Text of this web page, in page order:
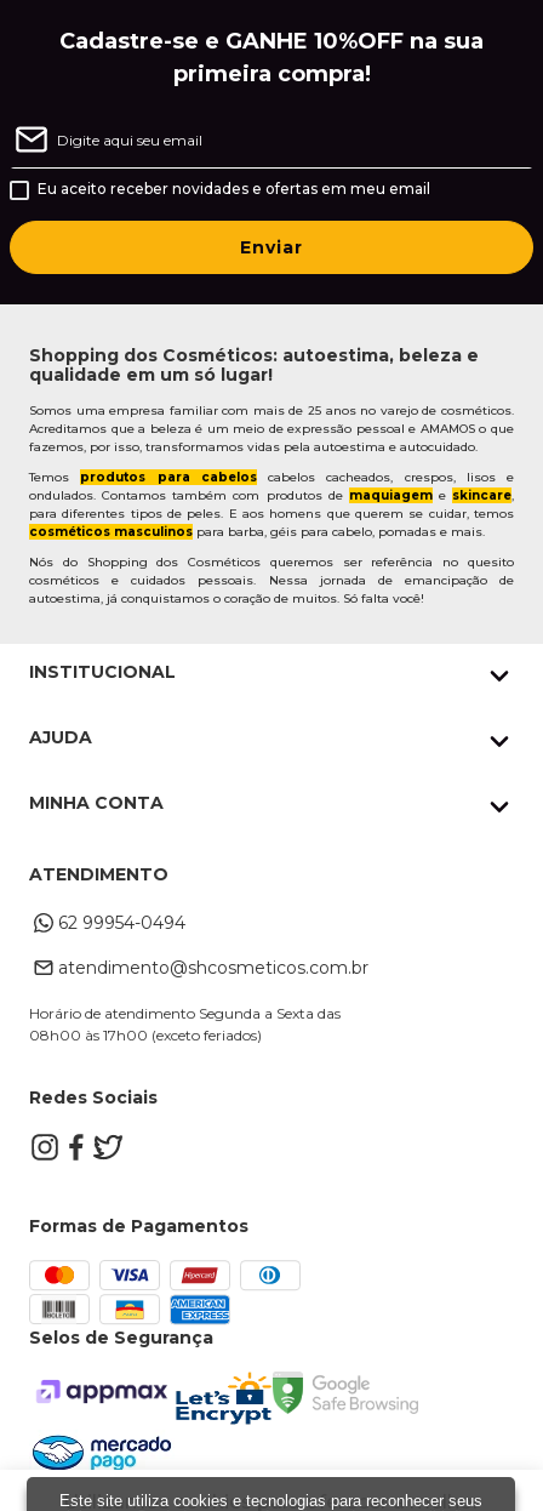
Cadastre-se e GANHE 10%OFF na sua
primeira compra!
Eu aceito receber novidades e ofertas em meu email
Enviar
Shopping dos Cosméticos: autoestima, beleza e
qualidade em um só lugar!
Somos uma empresa familiar com mais de 25 anos no varejo de cosméticos.
Acreditamos que a beleza é um meio de expressão pessoal e AMAMOS o que
fazemos, por isso, transformamos vidas pela autoestima e autocuidado.
Temos produtos para cabeloscabelos cacheados, crespos, lisos e
ondulados. Contamos também com produtos de maquiageme skincare,
para diferentes tipos de peles. E aos homens que querem se cuidar, temos
cosméticos masculinos para barba, géis para cabelo, pomadas e mais.
Nós do Shopping dos Cosméticos queremos ser referência no quesito
cosméticos e cuidados pessoais. Nessa jornada de emancipação de
autoestima, já conquistamos o coração de muitos. Só falta você!
INSTITUCIONAL
Pedidos Whatsapp
Cupons
AJUDA
Troca e Devoluções
Dúvidas Frequentes
MINHA CONTA
Alterar Cadastro
ATENDIMENTO
62 99954-0494
atendimento@shcosmeticos.com.br
Horário de atendimento Segunda a Sexta das
08h00 às 17h00 (exceto feriados)
Redes Sociais
Formas de Pagamentos
Selos de Segurança
Utilizamos cookies para oferecer a melhor
Este site utiliza cookies e tecnologias para reconhecer seus